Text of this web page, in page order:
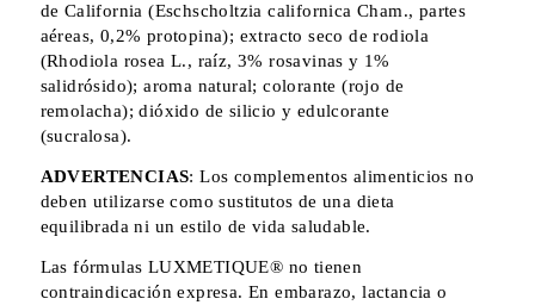
de California (Eschscholtzia californica Cham., partes
aéreas, 0,2% protopina); extracto seco de rodiola
(Rhodiola rosea L., raíz, 3% rosavinas y 1%
salidrósido); aroma natural; colorante (rojo de
remolacha); dióxido de silicio y edulcorante
(sucralosa).
ADVERTENCIAS: Los complementos alimenticios no
deben utilizarse como sustitutos de una dieta
equilibrada ni un estilo de vida saludable.
Las fórmulas LUXMETIQUE®️ no tienen
contraindicación expresa. En embarazo, lactancia o